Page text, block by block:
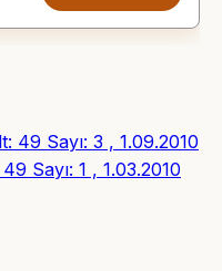
49 Sayı: 3 , 1.09.2010
Sayı: 1 , 1.03.2010